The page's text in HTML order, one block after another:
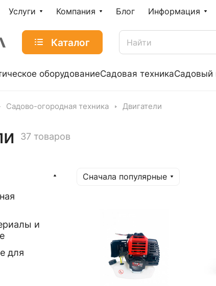
Услуги Компания Блог Информация
Каталог
оборудованиеСадовая техникаСадовый
Садово-огородная техника Двигатели
37 товаров
Сначала популярные
и
для